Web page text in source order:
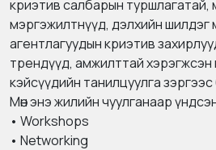
криэтив салбарын
мэргэжилтнүүд, дэлхийн шилдэг
агентлагуудын криэтив
трендүүд, амжилттай хэрэгжсэн
кэйсүүдийн танилцуулга
Мөн энэ жилийн чуулганаар
• Workshops
• Networking